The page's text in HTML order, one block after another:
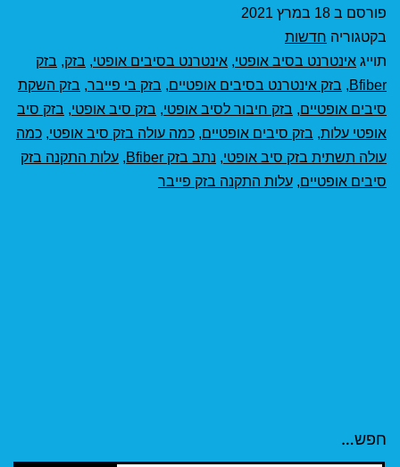
בסיב
אופטי
פורסם ב 18 במרץ 2021
בקטגוריה חדשות
תוייג אינטרנט בסיב אופטי, אינטרנט בסיבים אופטי, בזק, בזק
Bfiber
, בזק אינטרנט בסיבים אופטיים, בזק בי פייבר, בזק השקת
סיבים אופטיים, בזק חיבור לסיב אופטי, בזק סיב אופטי, בזק סיב
אופטי עלות, בזק סיבים אופטיים, כמה עולה בזק סיב אופטי, כמה
עולה תשתית בזק סיב אופטי, נתב בזק Bfiber , עלות התקנה בזק
סיבים אופטיים, עלות התקנה בזק פייבר
חפש…